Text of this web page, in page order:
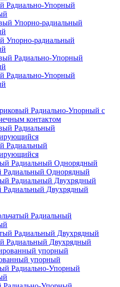
Радиально-Упорный
Упорно-радиальный
Радиально-Упорный
Радиально-Упорный с
контактом
Радиальный
Радиальный Однорядный
Радиальный Двухрядный
Радиальный
Радиальный Двухрядный
упорный